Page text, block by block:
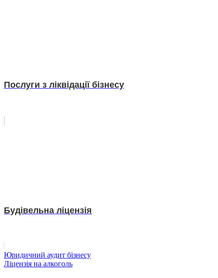
Послуги з ліквідації бізнесу
Будівельна ліцензія
Post
navigation
Юридичний аудит бізнесу
Ліцензія на алкоголь